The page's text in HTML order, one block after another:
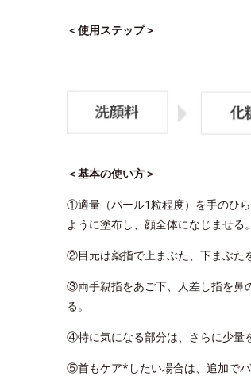
＜使用ステップ＞
＜基本の使い方＞
①適量（パール1粒程度）を手のひ
ように塗布し、顔全体になじませる。
②目元は薬指で上まぶた、下まぶた
③両手親指をあご下、人差し指を鼻
る。
④特に気になる部分は、さらに少量
⑤首もケア*したい場合は、追加でパ